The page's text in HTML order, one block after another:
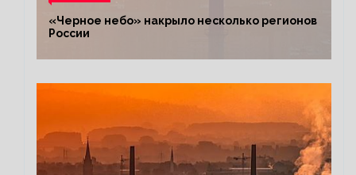
«Черное небо» накрыло несколько регионов
России